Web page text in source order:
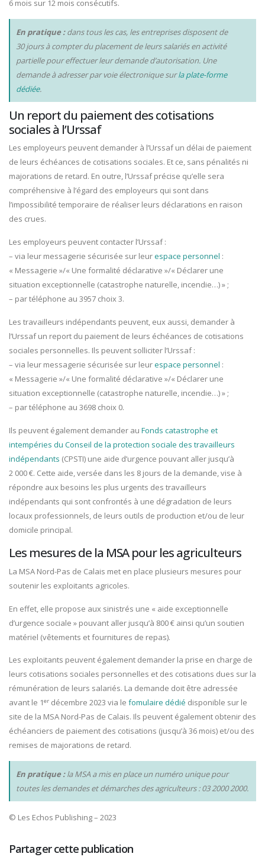
6 mois sur 12 mois consécutifs.
En pratique :dans tous les cas, les entreprises disposent de
30 jours à compter du placement de leurs salariés en activité
partielle pour effectuer leur demande d’autorisation. Une
demande à adresser par voie électronique surla plate-forme
dédiée.
Un report du paiement des cotisations
sociales à l’Urssaf
Les employeurs peuvent demander à l’Urssaf un délai de paiement
de leurs échéances de cotisations sociales. Et ce, sans pénalités ni
majorations de retard. En outre, l’Urssaf précise qu’elle sera
compréhensive à l’égard des employeurs qui sont dans
l’impossibilité temporaire de réaliser leurs déclarations en raison
des crues.
Les employeurs peuvent contacter l’Urssaf :
– via leur messagerie sécurisée sur leurespace personnel :
« Messagerie »/« Une formalité déclarative »/« Déclarer une
situation exceptionnelle (catastrophe naturelle, incendie…) » ;
– par téléphone au 3957 choix 3.
Les travailleurs indépendants peuvent, eux aussi, demander à
l’Urssaf un report du paiement de leurs échéances de cotisations
sociales personnelles. Ils peuvent solliciter l’Urssaf :
– via leur messagerie sécurisée sur leurespace personnel :
« Messagerie »/« Une formalité déclarative »/« Déclarer une
situation exceptionnelle (catastrophe naturelle, incendie…) » ;
– par téléphone au 3698 choix 0.
Ils peuvent également demander au Fonds catastrophe et
intempéries du Conseil de la protection sociale des travailleurs
indépendants (CPSTI) une aide d’urgence pouvant aller jusqu’à
2 000 €. Cette aide, versée dans les 8 jours de la demande, vise à
répondre aux besoins les plus urgents des travailleurs
indépendants qui sont confrontés à une dégradation de leurs
locaux professionnels, de leurs outils de production et/ou de leur
domicile principal.
Les mesures de la MSA pour les agriculteurs
La MSA Nord-Pas de Calais met en place plusieurs mesures pour
soutenir les exploitants agricoles.
En effet, elle propose aux sinistrés une « aide exceptionnelle
d’urgence sociale » pouvant aller jusqu’à 800 € ainsi qu’un soutien
matériel (vêtements et fournitures de repas).
Les exploitants peuvent également demander la prise en charge de
leurs cotisations sociales personnelles et des cotisations dues sur la
rémunération de leurs salariés. La demande doit être adressée
avant le 1er décembre 2023 via le fomulaire dédié disponible sur le
site de la MSA Nord-Pas de Calais. Ils peuvent également obtenir des
échéanciers de paiement des cotisations (jusqu’à 36 mois) et/ou des
remises de majorations de retard.
En pratique :la MSA a mis en place un numéro unique pour
toutes les demandes et démarches des agriculteurs : 03 2000 2000.
© Les Echos Publishing – 2023
Partager cette publication